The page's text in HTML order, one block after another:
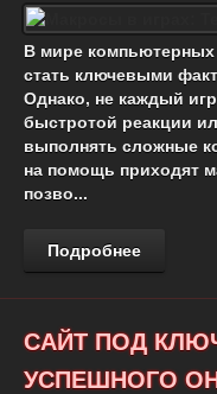
В мире компьютерных
стать ключевыми
Однако, не каждый
быстротой реакции
выполнять сложные
на помощь приходят
позво...
Подробнее
САЙТ ПОД
УСПЕШНОГО